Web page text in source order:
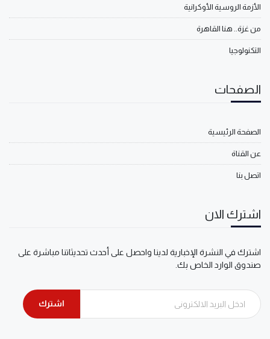
الأزمة الروسية الأوكرانية
من غزة.. هنا القاهرة
التكنولوجيا
الصفحات
الصفحة الرئيسية
عن القناة
اتصل بنا
اشترك الان
اشترك في النشرة الإخبارية لدينا واحصل على أحدث تحديثاتنا مباشرة على
صندوق الوارد الخاص بك.
اشترك